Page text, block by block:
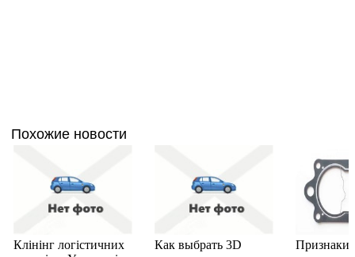
Похожие новости
Клінінг логістичних
Как выбрать 3D
Признаки